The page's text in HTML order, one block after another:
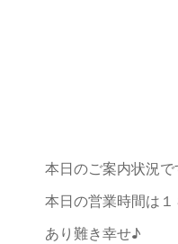
本日のご案内状況で
本日の営業時間は
あり難き幸せ♪